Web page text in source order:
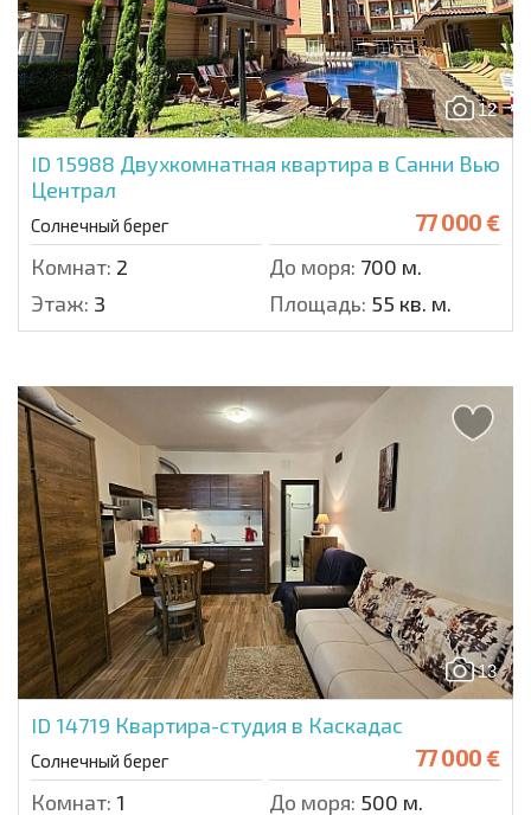
12
ID 15988 Двухкомнатная квартира в Санни Вью
Централ
Солнечный берег 77 000 €
Комнат: 2 До моря: 700 м.
Этаж: 3 Площадь: 55 кв. м.
13
ID 14719 Квартира-студия в Каскадас
Солнечный берег 77 000 €
Комнат: 1 До моря: 500 м.